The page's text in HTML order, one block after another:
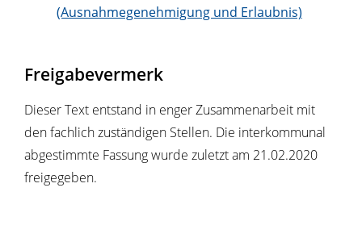
(Ausnahmegenehmigung und Erlaubnis)
Freigabevermerk
Dieser Text entstand in enger Zusammenarbeit mit
den fachlich zuständigen Stellen. Die interkommunal
abgestimmte Fassung wurde zuletzt am 21.02.2020
freigegeben.